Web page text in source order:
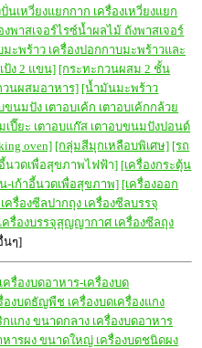
นเหวี่ยงแยกกาก เครื่องเหวี่ยงแยก
พาสเจอร์ไรซ์น้ำผลไม้ ถังพาสเจอร์
มะพร้าว เครื่องปอกกาบมะพร้าวและ
ป้ง 2 แขน] [กระทะกวนผสม 2 ชั้น
นผสมอาหาร] [น้ำมันมะพร้าว
นมปัง เตาอบเค้ก เตาอบเค้กกล้วย
ปี๊ยะ เตาอบแก๊ส เตาอบขนมปังปอนด์
oven] [กลุ่มสีมุกเหลือบพิเศษ] [รถ
อี้นวดเพื่อสุขภาพไฟฟ้า] [เครื่องกระตุ้น
-เก้าอี้นวดเพื่อสุขภาพ] [เครื่องออก
ครื่องซีลปากถุง เครื่องซีลบรรจุ
รื่องบรรจุสุญญากาศ เครื่องซีลถุง
นๆ]
ครื่องบดอาหาร-เครื่องบด
งบดธัญพืช เครื่องบดเครื่องแกง
กแกง ขนาดกลาง เครื่องบดอาหาร
หารผง ขนาดใหญ่ เครื่องบดชนิดผง